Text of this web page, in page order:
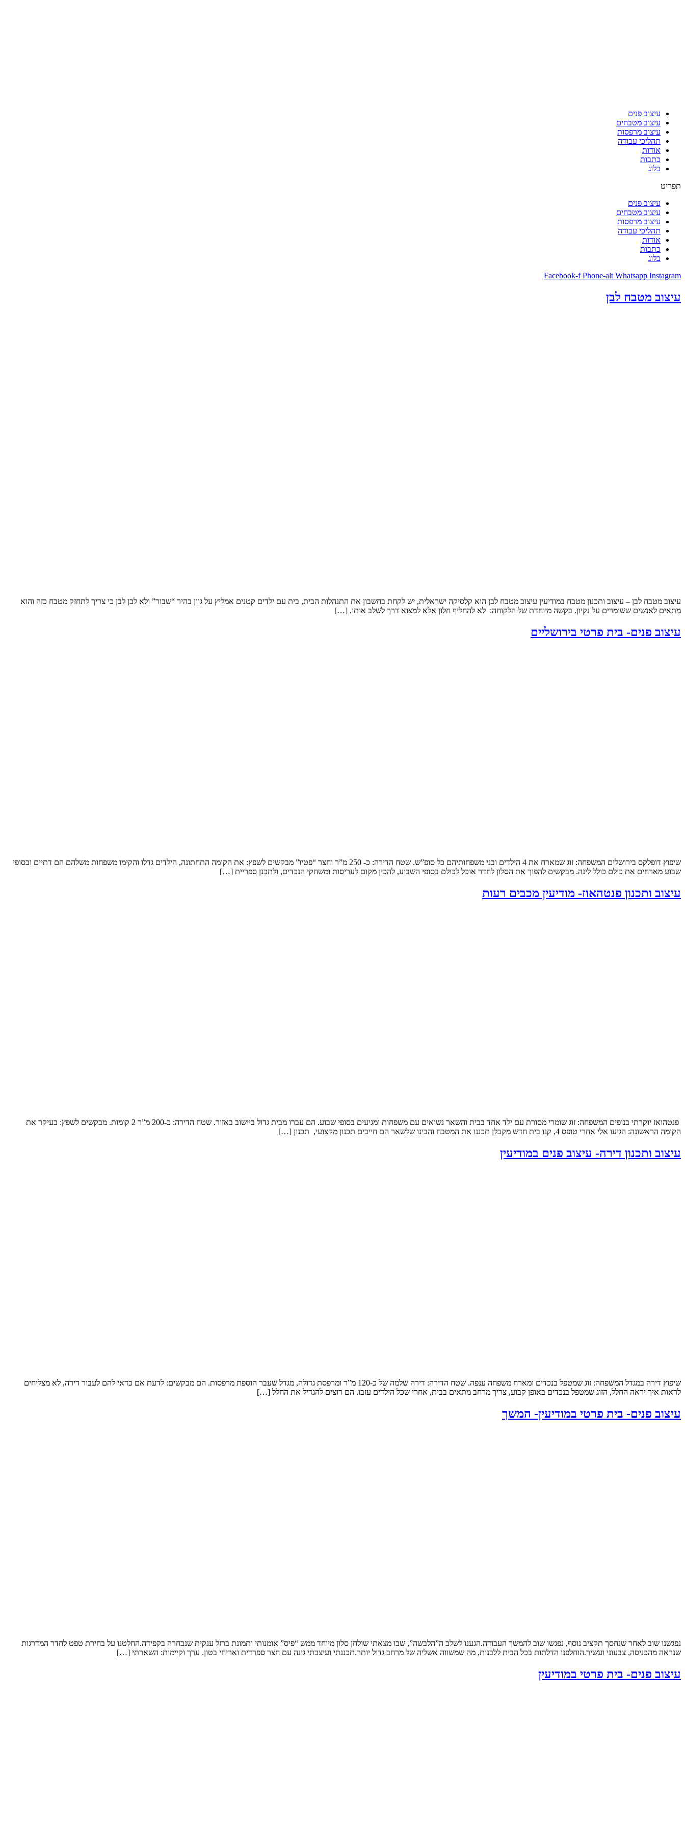
עיצוב פנים
עיצוב מטבחים
עיצוב מרפסות
תהליכי עבודה
אודות
כתבות
בלוג
תפריט
עיצוב פנים
עיצוב מטבחים
עיצוב מרפסות
תהליכי עבודה
אודות
כתבות
בלוג
Facebook-f Phone-alt Whatsapp Instagram
עיצוב מטבח לבן
עיצוב מטבח לבן – עיצוב ותכנון מטבח במודיעין עיצוב מטבח לבן הוא קלסיקה ישראלית, יש לקחת בחשבון את התנהלות הבית, בית עם ילדים קטנים אמליץ על גוון בהיר “שבור” ולא לבן לבן כי צריך לתחזק מטבח כזה והוא
מתאים לאנשים ששומרים על נקיון. בקשה מיוחדת של הלקוחה: לא להחליף חלון אלא למצוא דרך לשלב אותו, […]
עיצוב פנים- בית פרטי בירושליים
שיפוץ דופלקס בירושלים המשפחה: זוג שמארח את 4 הילדים ובני משפחותיהם כל סופ”ש. שטח הדירה: כ- 250 מ”ר וחצר “פטיו” מבקשים לשפץ: את הקומה התחתונה, הילדים גדלו והקימו משפחות משלהם הם דתיים ובסופי
שבוע מארחים את כולם כולל לינה. מבקשים להפוך את הסלון לחדר אוכל לכולם בסופי השבוע, להכין מקום לעריסות ומשחקי הנכדים, ולתכנן ספריית […]
עיצוב ותכנון פנטהאוז- מודיעין מכבים רעות
פנטהואז יוקרתי בנופים המשפחה: זוג שומרי מסורת עם ילד אחד בבית והשאר נשואים עם משפחות ומגיעים בסופי שבוע. הם עברו מבית גדול ביישוב באזור. שטח הדירה: כ-200 מ”ר 2 קומות. מבקשים לשפץ: בעיקר את
הקומה הראשונה: הגיעו אלי אחרי טופס 4, קנו בית חדש מקבלן תכננו את המטבח והבינו שלשאר הם חייבים תכנון מקצועי, תכנון […]
עיצוב ותכנון דירה- עיצוב פנים במודיעין
שיפוץ דירה במגדל המשפחה: זוג שמטפל בנכדים ומארח משפחה ענפה. שטח הדירה: דירה שלמה של כ-120 מ”ר ומרפסת גדולה, מגדל שעבר הוספת מרפסות. הם מבקשים: לדעת אם כדאי להם לעבור דירה, לא מצליחים
לראות איך יראה החלל, הזוג שמטפל בנכדים באופן קבוע, צריך מרחב מתאים בבית, אחרי שכל הילדים עזבו. הם רוצים להגדיל את החלל […]
עיצוב פנים- בית פרטי במודיעין- המשך
נפגשנו שוב לאחר שנחסך תקציב נוסף, נפגשו שוב להמשך העבודה.הגענו לשלב ה”הלבשה”, שבו מצאתי שולחן סלון מיוחד ממש “פיס” אומנותי ותמונת ברזל ענקית שנבחרה בקפידה.החלטנו על בחירת טפט לחדר המדרגות
שנראה מהכניסה, צבעוני ועשיר.הוחלפנו הדלתות בכל הבית ללבנות, מה שמשווה אשליה של מרחב גדול יותר.תכננתי ועיצבתי גינה עם חצר ספרדית ואריחי בטון. ערך וקיימות: השארתי […]
עיצוב פנים- בית פרטי במודיעין